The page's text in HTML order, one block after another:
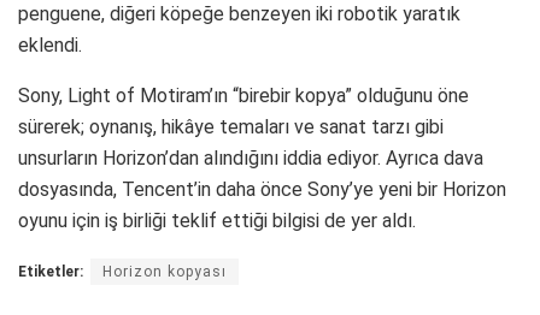
penguene, diğeri köpeğe benzeyen iki robotik yaratık
eklendi.
Sony, Light of Motiram’ın “birebir kopya” olduğunu öne
sürerek; oynanış, hikâye temaları ve sanat tarzı gibi
unsurların Horizon’dan alındığını iddia ediyor. Ayrıca dava
dosyasında, Tencent’in daha önce Sony’ye yeni bir Horizon
oyunu için iş birliği teklif ettiği bilgisi de yer aldı.
Etiketler: Horizon kopyası